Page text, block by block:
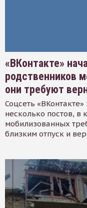
«ВКонтакте»
родственников
они требуют
Соцсеть
несколько постов, в
мобилизованных
близким отпуск и